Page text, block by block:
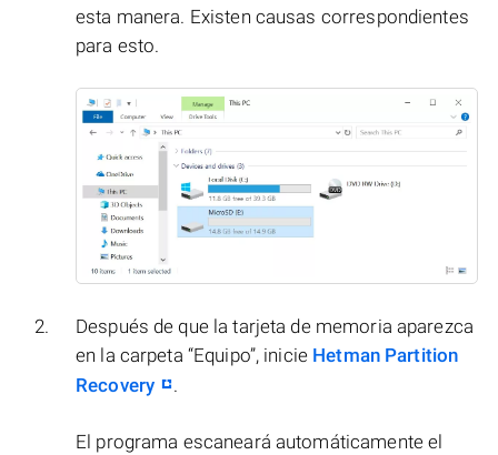
esta manera. Existen causas correspondientes
para esto.
Después de que la tarjeta de memoria aparezca
en la carpeta “Equipo”, inicie Hetman Partition
Recovery
.
El programa escaneará automáticamente el